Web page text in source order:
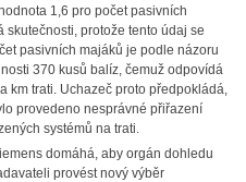
1,6 pro počet pasivních
protože tento údaj se
pasivních majáků je podle názoru
370 kusů balíz, čemuž odpovídá
km trati. Uchazeč proto předpokládá,
provedeno nesprávné přiřazení
systémů na trati.
domáhá, aby orgán dohledu
provést nový výběr